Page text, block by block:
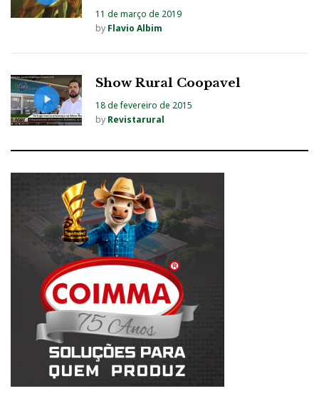
11 de março de 2019
by Flavio Albim
Show Rural Coopavel
18 de fevereiro de 2015
by Revistarural